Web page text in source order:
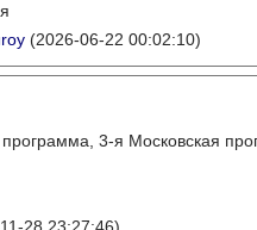
(2026-06-22 00:02:10)
3-я Московская